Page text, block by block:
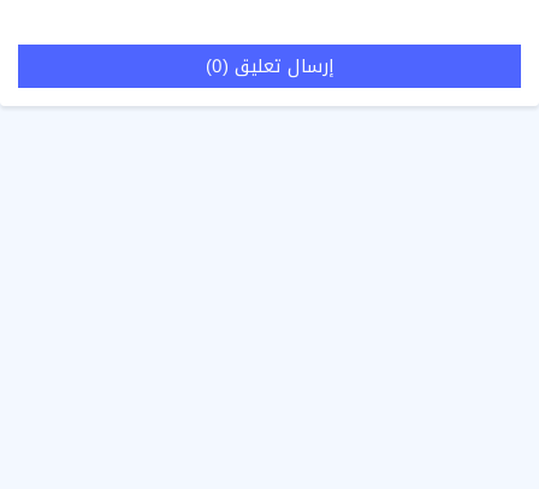
إرسال تعليق (0)